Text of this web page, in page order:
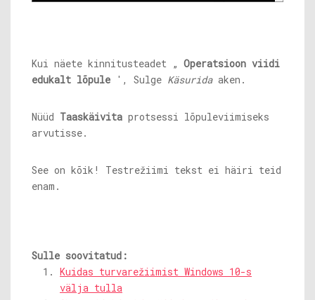
Kui näete kinnitusteadet „ Operatsioon viidi
edukalt lõpule ', Sulge Käsuridaaken.
Nüüd Taaskäivita protsessi lõpuleviimiseks
arvutisse.
See on kõik! Testrežiimi tekst ei häiri teid
enam.
Sulle soovitatud:
Kuidas turvarežiimist Windows 10-s
välja tulla